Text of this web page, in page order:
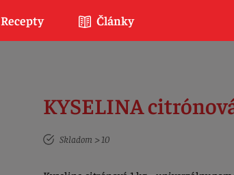
KYSELINA
Skladom > 10
Recepty Články